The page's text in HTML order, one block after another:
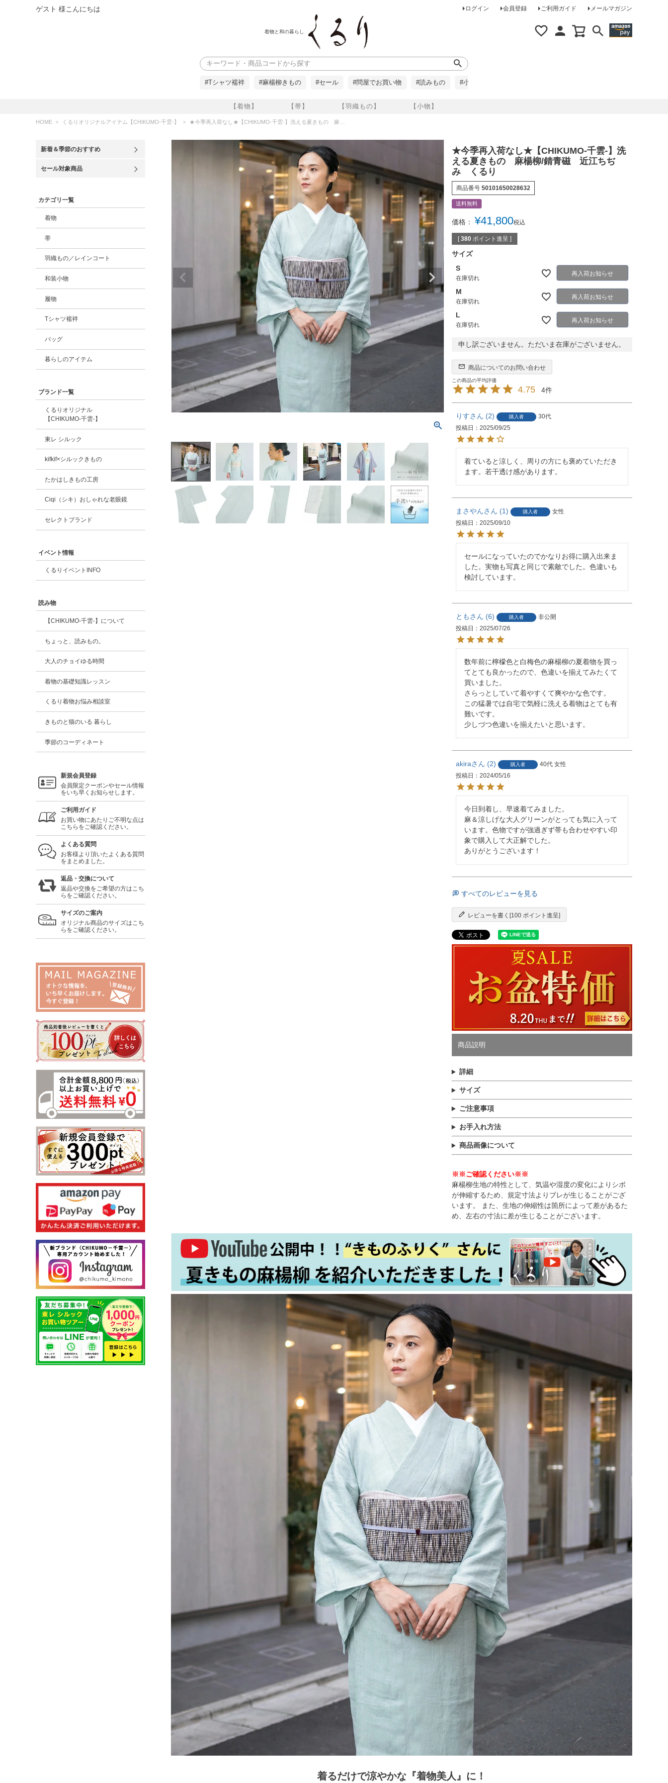
ゲスト 様こんにちは ログイン 会員登録 ご利用ガイド メールマガジン
着物と和の暮らし
【着物】 【帯】 【羽織もの】 【小物】
検索
#Tシャツ襦袢 #麻楊柳きもの #セール #問屋でお買い物 #読みもの #小柄な方に
HOME くるりオリジナルアイテム【CHIKUMO-千雲-】 ★今季再入荷なし★【CHIKUMO-千雲-】洗える夏きもの 麻楊柳/錆青磁 近江ちぢみ くるり
新着＆季節のおすすめ
セール対象商品
カテゴリ一覧
着物
帯
羽織もの／レインコート
和装小物
履物
Tシャツ襦袢
バッグ
暮らしのアイテム
ブランド一覧
くるりオリジナル
【CHIKUMO-千雲-】
東レ シルック
kifkif×シルックきもの
たかはしきもの工房
Ciqi（シキ）おしゃれな老眼鏡
セレクトブランド
イベント情報
くるりイベントINFO
読み物
【CHIKUMO-千雲-】について
ちょっと、読みもの。
大人のチョイゆる時間
着物の基礎知識レッスン
くるり着物お悩み相談室
きものと猫のいる 暮らし
季節のコーディネート
新規会員登録
会員限定クーポンやセール情報
をいち早くお知らせします。
ご利用ガイド
お買い物にあたりご不明な点は
こちらをご確認ください。
よくある質問
お客様より頂いたよくある質問
をまとめました。
返品・交換について
返品や交換をご希望の方はこち
らをご確認ください。
サイズのご案内
オリジナル商品のサイズはこち
らをご確認ください。
★今季再入荷なし★【CHIKUMO-千雲-】洗
える夏きもの 麻楊柳/錆青磁 近江ちぢ
み くるり
商品番号 50101650028632
送料無料
価格： ¥41,800税込
[ 380 ポイント進呈 ]
サイズ
S
在庫切れ
再入荷お知らせ
M
在庫切れ
再入荷お知らせ
L
在庫切れ
再入荷お知らせ
申し訳ございません。ただいま在庫がございません。
商品についてのお問い合わせ
4.75 4
りす 2 購入者
30代
投稿日
2025/09/25
着ていると涼しく、周りの方にも褒めていただき
ます。若干透け感があります。
まさやん 1 購入者
女性
投稿日
2025/09/10
セールになっていたのでかなりお得に購入出来ま
した。実物も写真と同じで素敵でした。色違いも
検討しています。
とも 6 購入者
非公開
投稿日
2025/07/26
数年前に檸檬色と白梅色の麻楊柳の夏着物を買っ
てとても良かったので、色違いを揃えてみたくて
買いました。
さらっとしていて着やすくて爽やかな色です。
この猛暑では自宅で気軽に洗える着物はとても有
難いです。
少しづつ色違いを揃えたいと思います。
akira 2 購入者 40代 女性
投稿日
2024/05/16
今日到着し、早速着てみました。
麻＆涼しげな大人グリーンがとっても気に入って
います。色物ですが強過ぎず帯も合わせやすい印
象で購入して大正解でした。
ありがとうございます！
すべてのレビューを見る
レビューを書く[100 ポイント進呈]
商品説明
詳細
サイズ
ご注意事項
お手入れ方法
商品画像について
※※ご確認ください※※
麻楊柳生地の特性として、気温や湿度の変化によりシボ
が伸縮するため、規定寸法よりブレが生じることがござ
います。 また、生地の伸縮性は箇所によって差があるた
め、左右の寸法に差が生じることがございます。
着るだけで涼やかな『着物美人』に！